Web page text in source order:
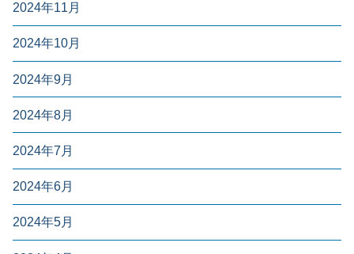
2024年11月
2024年10月
2024年9月
2024年8月
2024年7月
2024年6月
2024年5月